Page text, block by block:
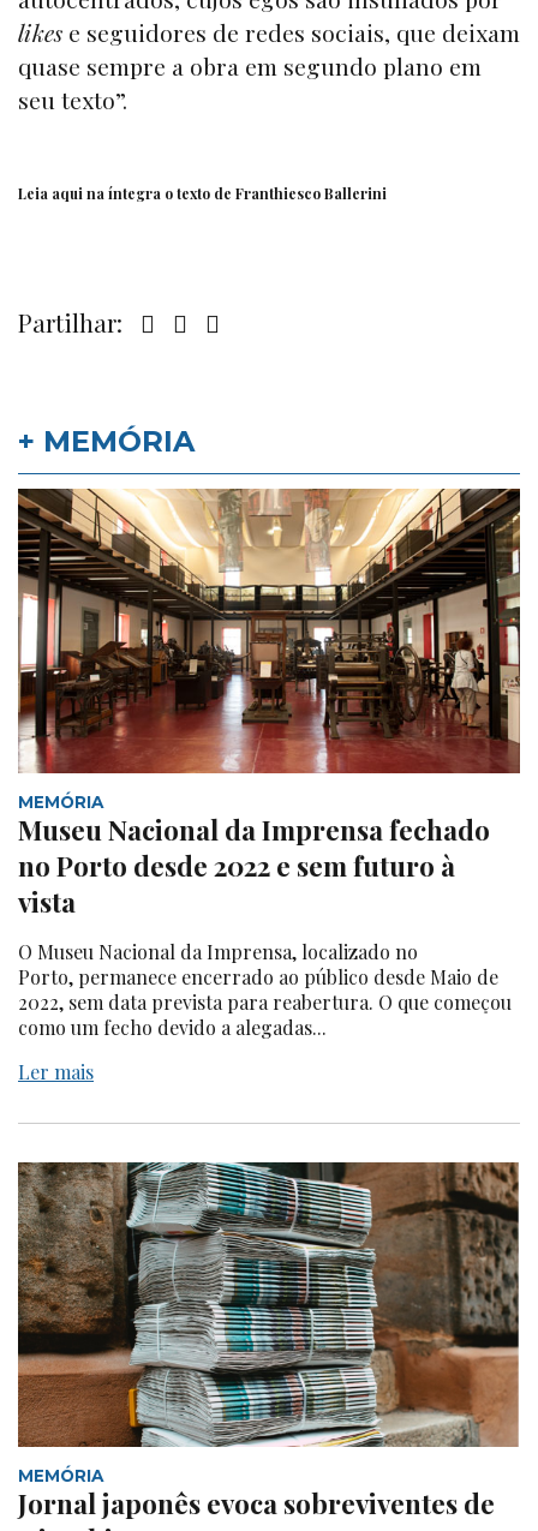
likes e seguidores de redes sociais, que deixam
quase sempre a obra em segundo plano em
seu texto”.
Leia aqui na íntegra o texto de Franthiesco Ballerini
Partilhar:
+ MEMÓRIA
MEMÓRIA
Museu Nacional da Imprensa fechado
no Porto desde 2022 e sem futuro à
vista
O Museu Nacional da Imprensa, localizado no
Porto, permanece encerrado ao público desde Maio de
2022, sem data prevista para reabertura. O que começou
como um fecho devido a alegadas...
Ler mais
MEMÓRIA
Jornal japonês evoca sobreviventes de